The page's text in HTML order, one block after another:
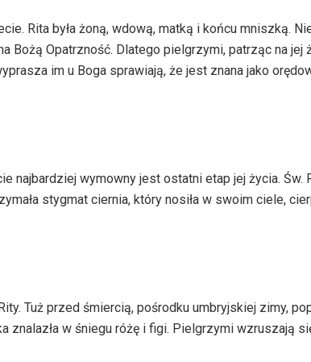
Rita była żoną, wdową, matką i końcu mniszką.
Bożą Opatrzność. Dlatego pielgrzymi, patrząc na jej
im u Boga sprawiają, że jest znana jako
najbardziej wymowny jest ostatni etap jej życia. Św.
stygmat ciernia, który nosiła w swoim ciele,
Tuż przed śmiercią, pośrodku umbryjskiej zimy,
znalazła w śniegu różę i figi. Pielgrzymi wzruszają